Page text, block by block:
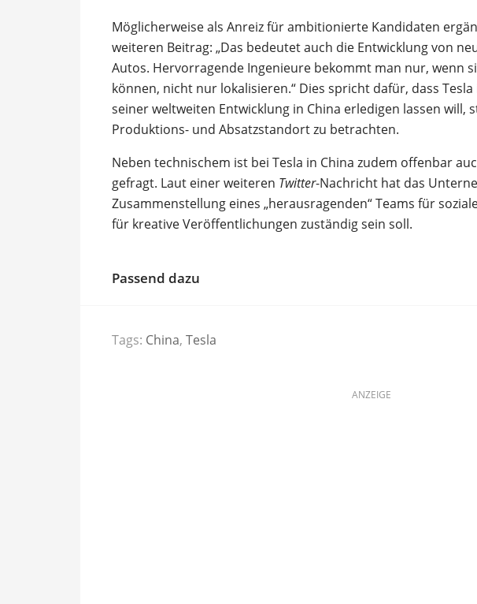
Möglicherweise als Anreiz für ambitionierte Kandidaten
weiteren Beitrag: „Das bedeutet auch die Entwicklung von
Autos. Hervorragende Ingenieure bekommt man nur, wenn
können, nicht nur lokalisieren.“ Dies spricht dafür, dass
seiner weltweiten Entwicklung in China erledigen lassen will,
Produktions- und Absatzstandort zu betrachten.
Neben technischem ist bei Tesla in China zudem offenbar
gefragt. Laut einer weiteren Twitter-Nachricht hat das
Zusammenstellung eines „herausragenden“ Teams für
für kreative Veröffentlichungen zuständig sein soll.
Passend dazu
Tags: China, Tesla
ANZEIGE